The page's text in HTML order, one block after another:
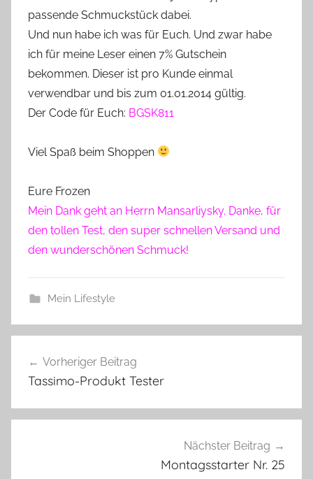
passende Schmuckstück dabei.
Und nun habe ich was für Euch. Und zwar habe
ich für meine Leser einen 7% Gutschein
bekommen. Dieser ist pro Kunde einmal
verwendbar und bis zum 01.01.2014 gültig.
Der Code für Euch: BGSK811
Viel Spaß beim Shoppen
Eure Frozen
Mein Dank geht an Herrn Mansarliysky. Danke, für
den tollen Test, den super schnellen Versand und
den wunderschönen Schmuck!
Mein Lifestyle
Vorheriger Beitrag
Tassimo-Produkt Tester
Nächster Beitrag
Montagsstarter Nr. 25